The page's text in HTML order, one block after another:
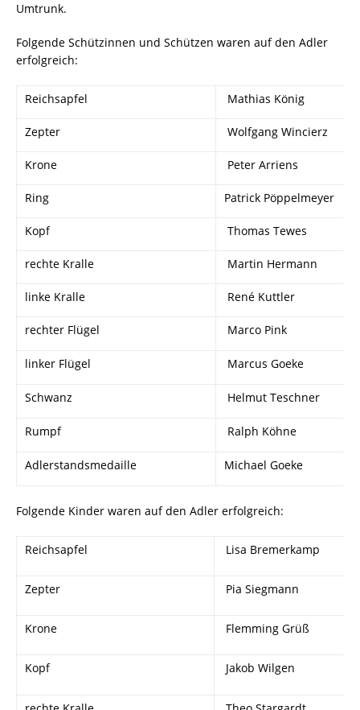
Umtrunk.
Folgende Schützinnen und Schützen waren auf den Adler
erfolgreich:
Reichsapfel Mathias König
Zepter Wolfgang Wincierz
Krone Peter Arriens
Ring Patrick Pöppelmeyer
Kopf Thomas Tewes
rechte Kralle Martin Hermann
linke Kralle René Kuttler
rechter Flügel Marco Pink
linker Flügel Marcus Goeke
Schwanz Helmut Teschner
Rumpf Ralph Köhne
Adlerstandsmedaille Michael Goeke
Folgende Kinder waren auf den Adler erfolgreich:
Reichsapfel Lisa Bremerkamp
Zepter Pia Siegmann
Krone Flemming Grüß
Kopf Jakob Wilgen